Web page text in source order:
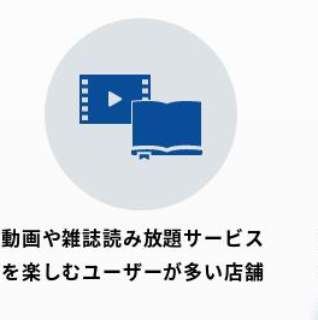
動画や雑誌読み放題サービス
を楽しむユーザーが多い店舗